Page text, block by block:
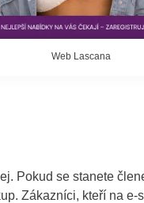
Web Lascana
Pokud se stanete
Zákazníci, kteří na